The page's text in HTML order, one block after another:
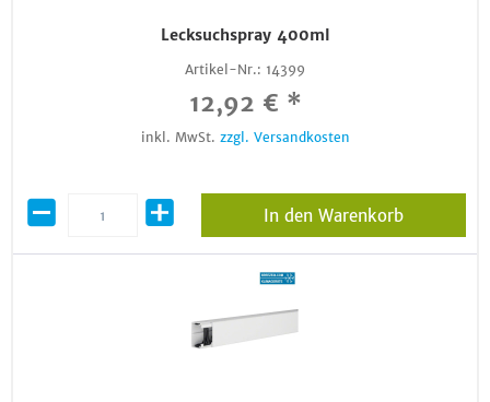
Lecksuchspray 400ml
Artikel-Nr.: 14399
12,92 € *
inkl. MwSt. zzgl. Versandkosten
In den Warenkorb